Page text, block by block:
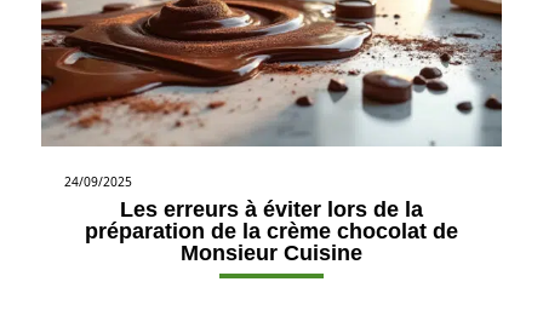
24/09/2025
Les erreurs à éviter lors de la
préparation de la crème chocolat de
Monsieur Cuisine